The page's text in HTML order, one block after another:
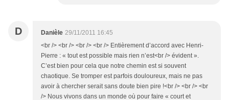
D Danièle 29/11/2011 16:45
<br /> <br /> <br /> <br /> Entièrement d’accord avec Henri-
Pierre : « tout est possible mais rien n’est<br /> évident ».
C’est bien pour cela que notre chemin est si souvent
chaotique. Se tromper est parfois douloureux, mais ne pas
avoir à chercher serait sans doute bien pire !<br /> <br /> <br
/> Nous vivons dans un monde où pour faire « court et